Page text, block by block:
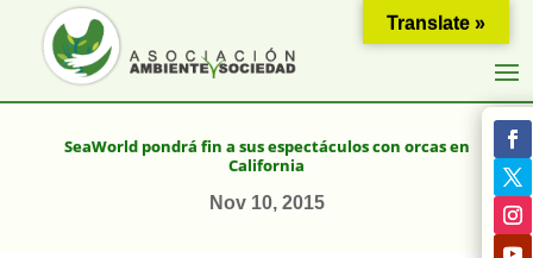
SeaWorld pondrá fin a sus espectáculos con orcas en
California
Nov 10, 2015
Translate »